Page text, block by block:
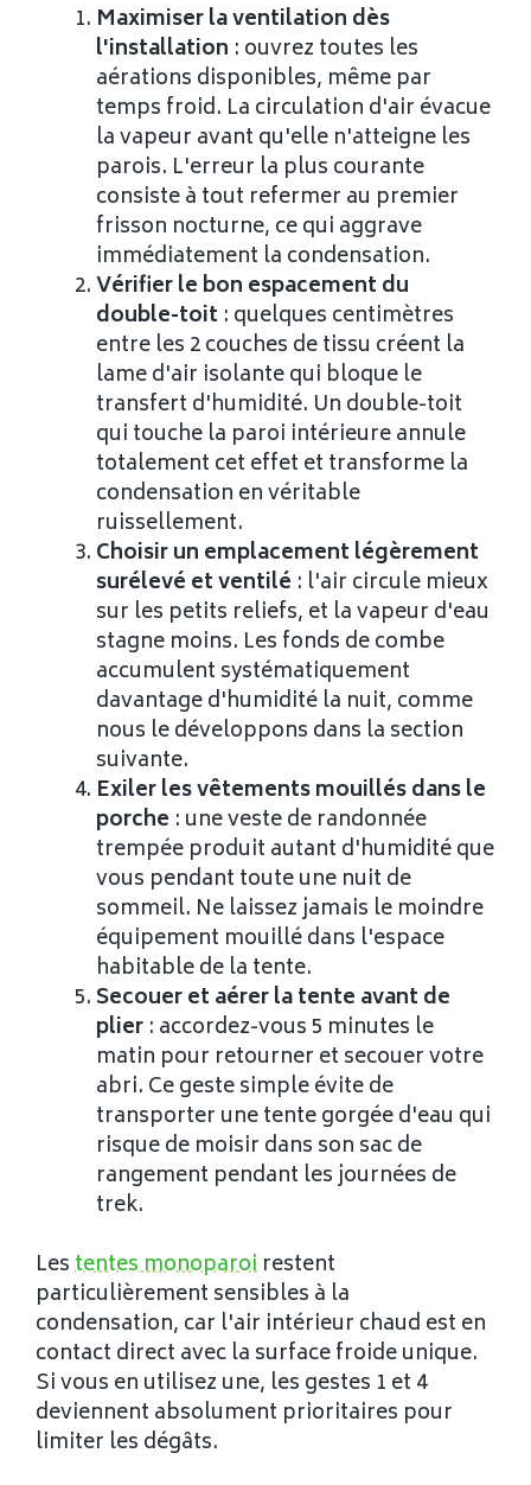
Maximiser la ventilation dès
l'installation : ouvrez toutes les
aérations disponibles, même par
temps froid. La circulation d'air évacue
la vapeur avant qu'elle n'atteigne les
parois. L'erreur la plus courante
consiste à tout refermer au premier
frisson nocturne, ce qui aggrave
immédiatement la condensation.
Vérifier le bon espacement du
double-toit : quelques centimètres
entre les 2 couches de tissu créent la
lame d'air isolante qui bloque le
transfert d'humidité. Un double-toit
qui touche la paroi intérieure annule
totalement cet effet et transforme la
condensation en véritable
ruissellement.
Choisir un emplacement légèrement
surélevé et ventilé : l'air circule mieux
sur les petits reliefs, et la vapeur d'eau
stagne moins. Les fonds de combe
accumulent systématiquement
davantage d'humidité la nuit, comme
nous le développons dans la section
suivante.
Exiler les vêtements mouillés dans le
porche : une veste de randonnée
trempée produit autant d'humidité que
vous pendant toute une nuit de
sommeil. Ne laissez jamais le moindre
équipement mouillé dans l'espace
habitable de la tente.
Secouer et aérer la tente avant de
plier : accordez-vous 5 minutes le
matin pour retourner et secouer votre
abri. Ce geste simple évite de
transporter une tente gorgée d'eau qui
risque de moisir dans son sac de
rangement pendant les journées de
trek.
Lestentes monoparoi restent
particulièrement sensibles à la
condensation, car l'air intérieur chaud est en
contact direct avec la surface froide unique.
Si vous en utilisez une, les gestes 1 et 4
deviennent absolument prioritaires pour
limiter les dégâts.